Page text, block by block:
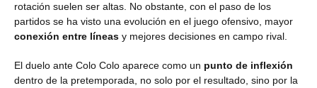
rotación suelen ser altas. No obstante, con el paso de los
partidos se ha visto una evolución en el juego ofensivo, mayor
conexión entre líneas y mejores decisiones en campo rival.
El duelo ante Colo Colo aparece como un punto de inflexión
dentro de la pretemporada, no solo por el resultado, sino por la